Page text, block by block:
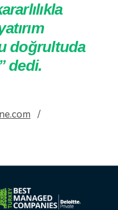
doğrultuda
dedi.
/